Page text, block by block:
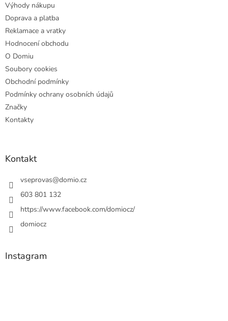
Výhody nákupu
Doprava a platba
Reklamace a vratky
Hodnocení obchodu
O Domiu
Soubory cookies
Obchodní podmínky
Podmínky ochrany osobních údajů
Značky
Kontakty
Kontakt
vseprovas@domio.cz
603 801 132
https://www.facebook.com/domiocz/
domiocz
Instagram